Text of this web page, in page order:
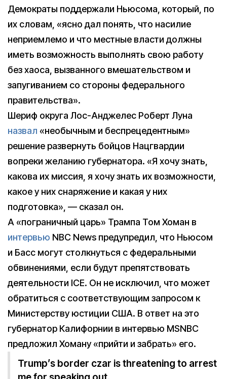
Демократы поддержали Ньюсома, который, по
их словам, «ясно дал понять, что насилие
неприемлемо и что местные власти должны
иметь возможность выполнять свою работу
без хаоса, вызванного вмешательством и
запугиванием со стороны федерального
правительства».
Шериф округа Лос-Анджелес Роберт Луна
назвал «необычным и беспрецедентным»
решение развернуть бойцов Нацгвардии
вопреки желанию губернатора. «Я хочу знать,
какова их миссия, я хочу знать их возможности,
какое у них снаряжение и какая у них
подготовка», — сказал он.
А «пограничный царь» Трампа Том Хоман в
интервью NBC News предупредил, что Ньюсом
и Басс могут столкнуться с федеральными
обвинениями, если будут препятствовать
деятельности ICE. Он не исключил, что может
обратиться с соответствующим запросом к
Министерству юстиции США. В ответ на это
губернатор Калифорнии в интервью MSNBC
предложил Хоману «прийти и забрать» его.
Trump’s border czar is threatening to arrest